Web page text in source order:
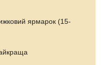
ярмарок (15-